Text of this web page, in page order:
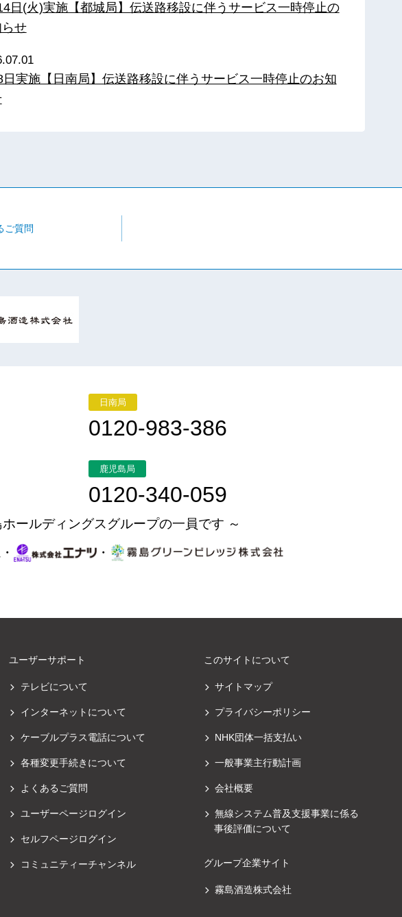
日(火)実施【都城局】伝送路移設に伴うサービス一時停止の
せ
日実施【日南局】伝送路移設に伴うサービス一時停止のお知
ご質問
日南局
0120-983-386
鹿児島局
0120-340-059
ールディングスグループの一員です ～
・
・
ユーザーサポート
テレビについて
インターネットについて
ケーブルプラス電話について
各種変更手続きについて
よくあるご質問
ユーザーページログイン
セルフページログイン
コミュニティーチャンネル
このサイトについて
サイトマップ
プライバシーポリシー
NHK団体一括支払い
一般事業主行動計画
会社概要
無線システム普及支援事業に係る
事後評価について
グループ企業サイト
霧島酒造株式会社